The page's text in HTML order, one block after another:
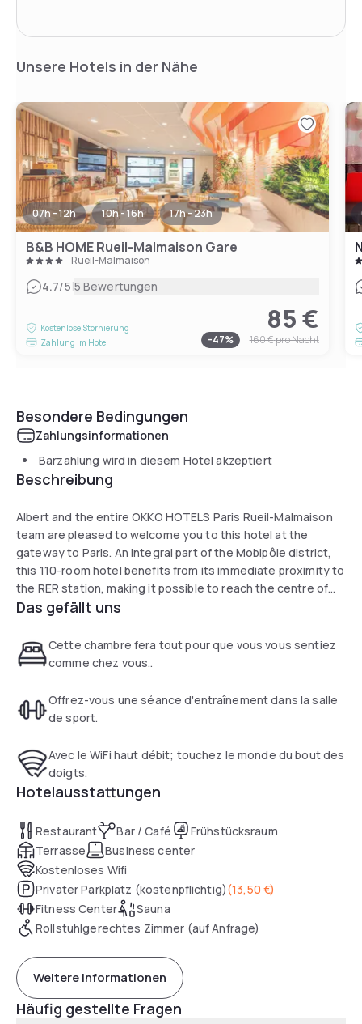
Unsere Hotels in der Nähe
07h - 12h 10h - 16h 17h - 23h
B&B HOME Rueil-Malmaison Gare
Rueil-Malmaison
4.7/5|5 Bewertungen
Kostenlose Stornierung
Zahlung im Hotel
85 €
-47% 160 €pro Nacht
Besondere Bedingungen
Zahlungsinformationen
Barzahlung wird in diesem Hotel akzeptiert
Beschreibung
Albert and the entire OKKO HOTELS Paris Rueil-Malmaison
team are pleased to welcome you to this hotel at the
gateway to Paris. An integral part of the Mobipôle district,
this 110-room hotel benefits from its immediate proximity to
the RER station, making it possible to reach the centre of
Paris in 20 minutes.
Nestled on the second floor of the hotel, the Club remains
open 24 hours a day. It features a bar, a terrace, cozy and
offering snacks at any time of day, and a fitness area.
Das gefällt uns
Cette chambre fera tout pour que vous vous sentiez
comme chez vous..
Offrez-vous une séance d'entraînement dans la salle
de sport.
Avec le WiFi haut débit; touchez le monde du bout des
doigts.
Hotelausstattungen
Restaurant Bar / Café
Frühstücksraum
Terrasse
Business center
Kostenloses Wifi
Privater Parkplatz (kostenpflichtig)(13,50 €)
Fitness Center
Sauna
Rollstuhlgerechtes Zimmer (auf Anfrage)
Weitere Informationen
Häufig gestellte Fragen